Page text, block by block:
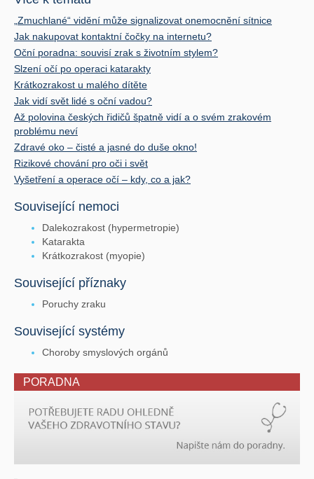
„Zmuchlané“ vidění může signalizovat onemocnění sítnice
Jak nakupovat kontaktní čočky na internetu?
Oční poradna: souvisí zrak s životním stylem?
Slzení očí po operaci katarakty
Krátkozrakost u malého dítěte
Jak vidí svět lidé s oční vadou?
Až polovina českých řidičů špatně vidí a o svém zrakovém
problému neví
Zdravé oko – čisté a jasné do duše okno!
Rizikové chování pro oči i svět
Vyšetření a operace očí – kdy, co a jak?
Související nemoci
Dalekozrakost (hypermetropie)
Katarakta
Krátkozrakost (myopie)
Související příznaky
Poruchy zraku
Související systémy
Choroby smyslových orgánů
PORADNA